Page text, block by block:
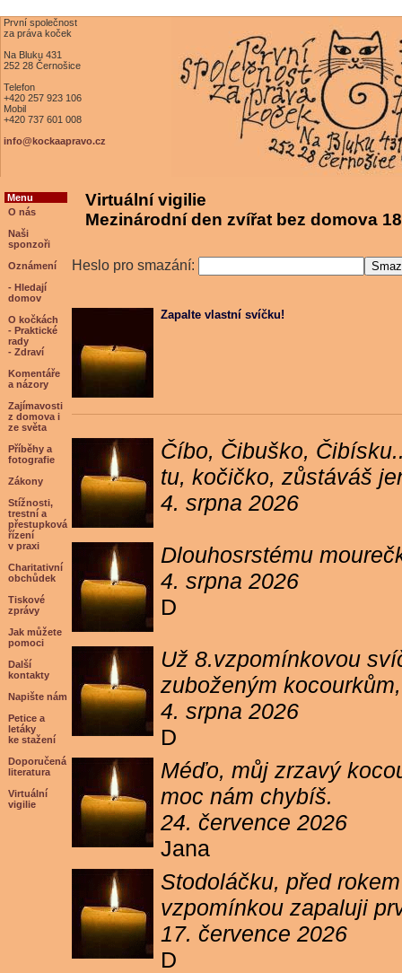
První společnost
za práva koček
Na Bluku 431
252 28 Černošice
Telefon
+420 257 923 106
Mobil
+420 737 601 008
info@kockaapravo.cz
Menu
O nás
Naši
sponzoři
Oznámení
- Hledají
domov
O kočkách
- Praktické
rady
- Zdraví
Komentáře
a názory
Zajímavosti
z domova i
ze světa
Příběhy a
fotografie
Zákony
Stížnosti,
trestní a
přestupková
řízení
v praxi
Charitativní
obchůdek
Tiskové
zprávy
Jak můžete
pomoci
Další
kontakty
Napište nám
Petice a
letáky
ke stažení
Doporučená
literatura
Virtuální
vigilie
Virtuální vigilie
Mezinárodní den zvířat bez domova
Heslo pro smazání:
Zapalte vlastní svíčku!
Číbo, Čibuško,
tu, kočičko, zůstáváš
4. srpna 2026
Dlouhosrstému
4. srpna 2026
D
Už 8.vzpomínkovou
zuboženým
4. srpna 2026
D
Méďo, můj zrzavý
moc nám chybíš.
24. července 2026
Jana
Stodoláčku, před
vzpomínkou zapaluji
17. července 2026
D